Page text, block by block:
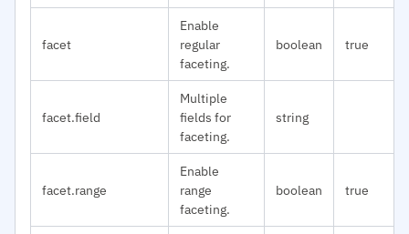
facet
Enable
regular
faceting.
boolean true
facet.field
Multiple
fields for
faceting.
string
facet.range
Enable
range
faceting.
boolean true